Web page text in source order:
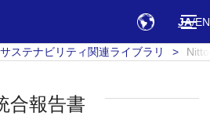
JA EN
サステナビリティ関連ライブラリ
合報告書